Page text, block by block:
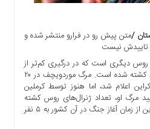
/متن پیش رو در فرارو منتشر شده و
تاییدش نیست
روس دیگری است که در درگیری کم‌تر از
یک ماه توسط نیرو‌های اوکراینی کشته شده است. مرگ موردویچف در ۲۰
اعلام شد، اما هنوز توسط کرملین
مرگ او، تعداد ژنرال‌های روس کشته
شده توسط نیرو‌های مسلح اوکراین از زمان آغاز جنگ در آن کشور به ۵ نفر